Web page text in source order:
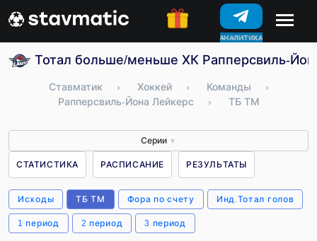
КОНКУРСЫ
Тотал больше/меньше ХК Рапперсвиль-
Ставматик › Хоккей › Команды
›
Рапперсвиль-Йона Лейкерс
› ТБ ТМ
Серии ▼
СТАТИСТИКА РАСПИСАНИЕ РЕЗУЛЬТАТЫ
Исходы ТБ ТМ Фора по счету Инд.Тотал голов
1 период 2 период 3 период